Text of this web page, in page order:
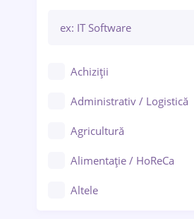
Bacău
Galați (Galați)
Ploiești
Achiziții
Administrativ / Logistică
Agricultură
Alimentație / HoReCa
Altele